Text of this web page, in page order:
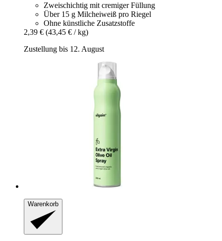
Zweischichtig mit cremiger Füllung
Über 15 g Milcheiweiß pro Riegel
Ohne künstliche Zusatzstoffe
2,39 € (43,45 € / kg)
Zustellung bis 12. August
Warenkorb